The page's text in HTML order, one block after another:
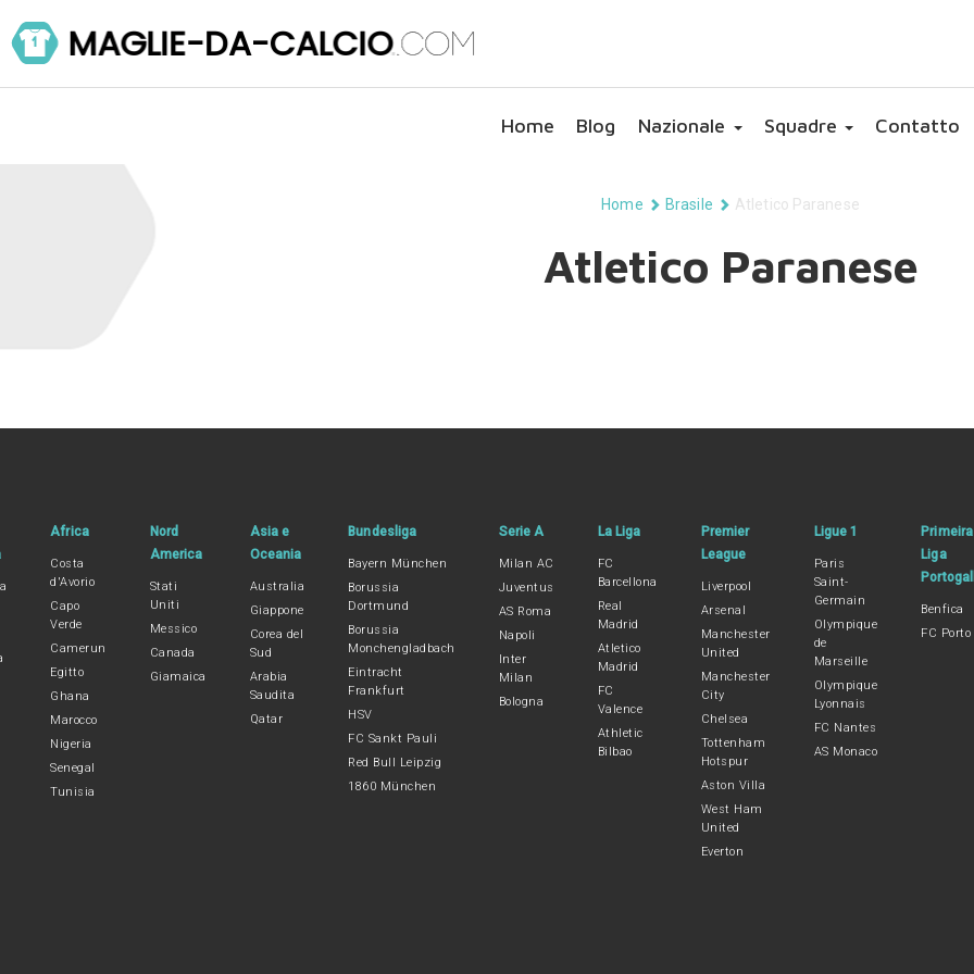
Home Blog Nazionale Squadre Contatto
Home Brasile Atletico Paranese
Atletico Paranese
Africa
Costa
d'Avorio
Capo
Verde
Camerun
Egitto
Ghana
Marocco
Nigeria
Senegal
Tunisia
Nord
America
Stati
Uniti
Messico
Canada
Giamaica
Asia e
Oceania
Australia
Giappone
Corea del
Sud
Arabia
Saudita
Qatar
Bundesliga
Bayern München
Borussia
Dortmund
Borussia
Monchengladbach
Eintracht
Frankfurt
HSV
FC Sankt Pauli
Red Bull Leipzig
1860 München
Serie A
Milan AC
Juventus
AS Roma
Napoli
Inter
Milan
Bologna
La Liga
FC
Barcellona
Real
Madrid
Atletico
Madrid
FC
Valence
Athletic
Bilbao
Premier
League
Liverpool
Arsenal
Manchester
United
Manchester
City
Chelsea
Tottenham
Hotspur
Aston Villa
West Ham
United
Everton
Ligue 1
Paris
Saint-
Germain
Olympique
de
Marseille
Olympique
Lyonnais
FC Nantes
AS Monaco
Primeira
Liga
Benfica
FC Porto